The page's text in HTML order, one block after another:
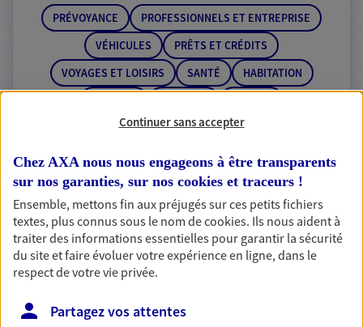
PRÉVOYANCE
PROFESSIONNELS ET ENTREPRISE
VÉHICULES
PRÊTS ET CRÉDITS
VOYAGES ET LOISIRS
SANTÉ
HABITATION
1 résultat correspond à votre
recherche
Passer les
résultats
Liste
Continuer sans accepter
Chez AXA nous nous engageons à être transparents
sur nos garanties, sur nos cookies et traceurs !
Ensemble, mettons fin aux préjugés sur ces petits fichiers
textes, plus connus sous le nom decookies. Ils nous aident à
traiter des informations essentielles pour garantir la sécurité
du site et faire évoluer votre expérience en ligne, dans le
respect de votre vie privée.
Partagez vos attentes